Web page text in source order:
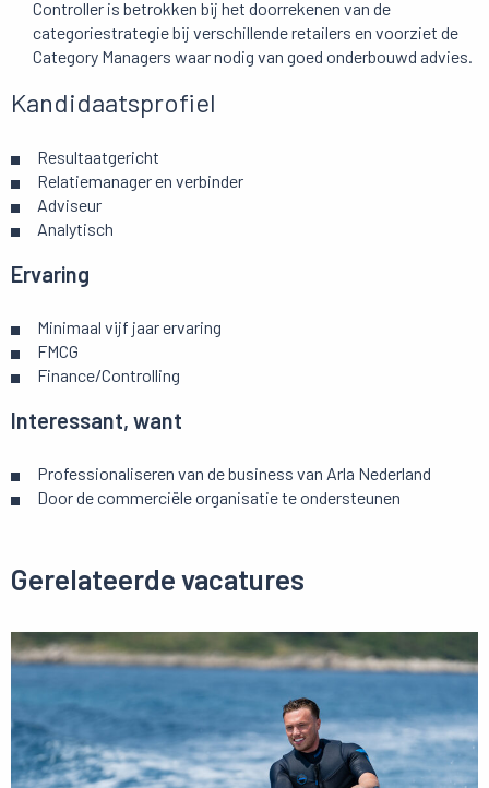
Controller is betrokken bij het doorrekenen van de
categoriestrategie bij verschillende retailers en voorziet de
Category Managers waar nodig van goed onderbouwd advies.
Kandidaatsprofiel
Resultaatgericht
Relatiemanager en verbinder
Adviseur
Analytisch
Ervaring
Minimaal vijf jaar ervaring
FMCG
Finance/Controlling
Interessant, want
Professionaliseren van de business van Arla Nederland
Door de commerciële organisatie te ondersteunen
Gerelateerde vacatures